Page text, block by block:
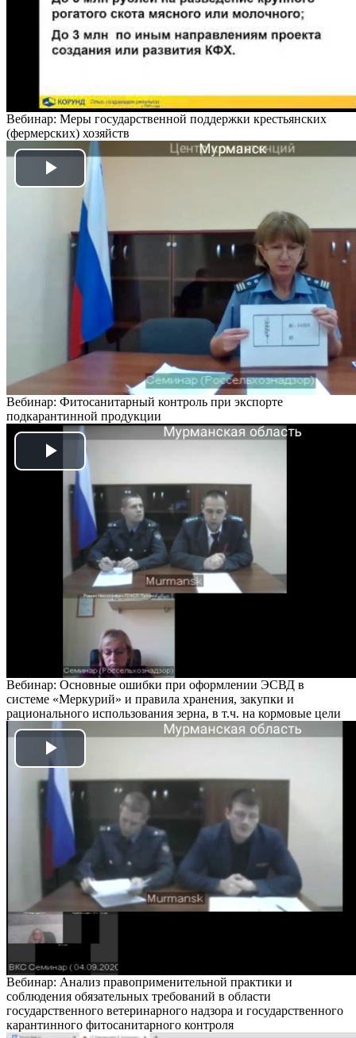
Вебинар: Меры государственной поддержки крестьянских
(фермерских) хозяйств
Play
Video
Вебинар: Фитосанитарный контроль при экспорте
подкарантинной продукции
Play
Video
Вебинар: Основные ошибки при оформлении ЭСВД в
системе «Меркурий» и правила хранения, закупки и
рационального использования зерна, в т.ч. на кормовые цели
Play
Video
Вебинар: Анализ правоприменительной практики и
соблюдения обязательных требований в области
государственного ветеринарного надзора и государственного
карантинного фитосанитарного контроля